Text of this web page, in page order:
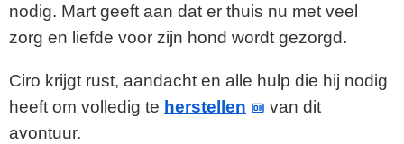
nodig. Mart geeft aan dat er thuis nu met veel
zorg en liefde voor zijn hond wordt gezorgd.
Ciro krijgt rust, aandacht en alle hulp die hij nodig
heeft om volledig te herstellen
van dit
avontuur.